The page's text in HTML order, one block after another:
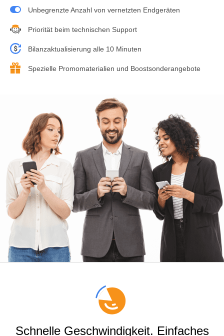
Unbegrenzte Anzahl von vernetzten Endgeräten
Priorität beim technischen Support
Bilanzaktualisierung alle 10 Minuten
Spezielle Promomaterialien und Boostsonderangebote
Schnelle Geschwindigkeit. Einfaches